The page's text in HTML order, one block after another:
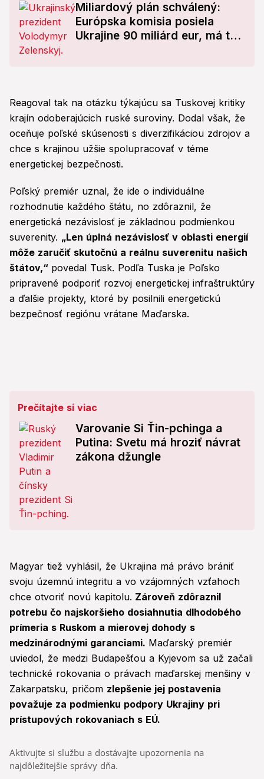
Miliardový plán schválený:
Európska komisia posiela
Ukrajine 90 miliárd eur, má to
Reagoval tak na otázku týkajúcu sa Tuskovej kritiky
krajín odoberajúcich ruské suroviny. Dodal však, že
oceňuje poľské skúsenosti s diverzifikáciou zdrojov a
chce s krajinou užšie spolupracovať v téme
energetickej bezpečnosti.
Poľský premiér uznal, že ide o individuálne
rozhodnutie každého štátu, no zdôraznil, že
energetická nezávislosť je základnou podmienkou
suverenity. „Len úplná nezávislosť v oblasti energií
môže zaručiť skutočnú a reálnu suverenitu našich
štátov,“ povedal Tusk. Podľa Tuska je Poľsko
pripravené podporiť rozvoj energetickej infraštruktúry
a ďalšie projekty, ktoré by posilnili energetickú
bezpečnosť regiónu vrátane Maďarska.
Prečítajte si viac
Varovanie Si Ťin-pchinga a
Putina: Svetu má hroziť návrat
zákona džungle
Magyar tiež vyhlásil, že Ukrajina má právo brániť
svoju územnú integritu a vo vzájomných vzťahoch
chce otvoriť novú kapitolu. Zároveň zdôraznil
potrebu čo najskoršieho dosiahnutia dlhodobého
prímeria s Ruskom a mierovej dohody s
medzinárodnými garanciami. Maďarský premiér
uviedol, že medzi Budapešťou a Kyjevom sa už začali
technické rokovania o právach maďarskej menšiny v
Zakarpatsku, pričom zlepšenie jej postavenia
považuje za podmienku podpory Ukrajiny pri
prístupových rokovaniach s EÚ.
Aktivujte si službu a dostávajte upozornenia na
najdôležitejšie správy dňa.